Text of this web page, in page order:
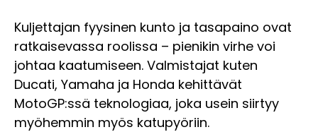
Kuljettajan fyysinen kunto ja tasapaino ovat
ratkaisevassa roolissa – pienikin virhe voi
johtaa kaatumiseen. Valmistajat kuten
Ducati, Yamaha ja Honda kehittävät
MotoGP:ssä teknologiaa, joka usein siirtyy
myöhemmin myös katupyöriin.